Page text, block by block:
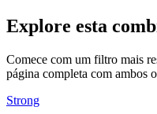
Explore esta
Comece com um filtro mais
página completa com ambos
Strong